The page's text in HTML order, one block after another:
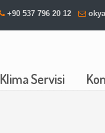
+90 537 796 20 12
Klima Servisi